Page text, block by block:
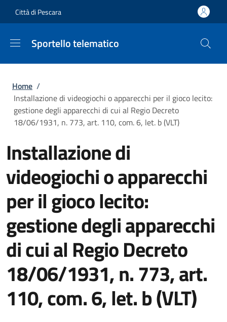
Città di Pescara
Sportello telematico
Briciole di pane
Home /
Installazione di videogiochi o apparecchi per il gioco lecito:
gestione degli apparecchi di cui al Regio Decreto
18/06/1931, n. 773, art. 110, com. 6, let. b (VLT)
Installazione di
videogiochi o apparecchi
per il gioco lecito:
gestione degli apparecchi
di cui al Regio Decreto
18/06/1931, n. 773, art.
110, com. 6, let. b (VLT)